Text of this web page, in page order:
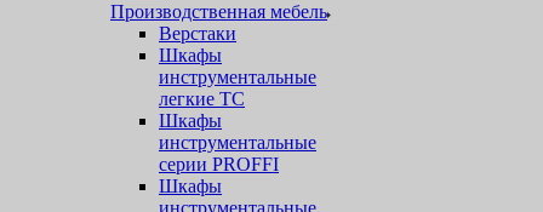
Производственная мебель
Верстаки
Шкафы
инструментальные
легкие ТС
Шкафы
инструментальные
серии PROFFI
Шкафы
инструментальные